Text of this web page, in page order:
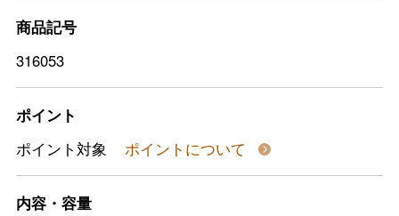
商品記号
316053
ポイント
ポイント対象
ポイントについて
内容・容量